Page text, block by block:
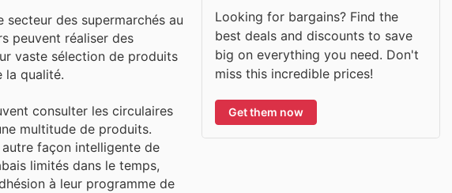
des supermarchés au
peuvent réaliser des
vaste sélection de produits
la qualité.
consulter les circulaires
multitude de produits.
façon intelligente de
limités dans le temps,
à leur programme de
Looking for bargains? Find the
best deals and discounts to save
big on everything you need. Don't
miss this incredible prices!
Get them now